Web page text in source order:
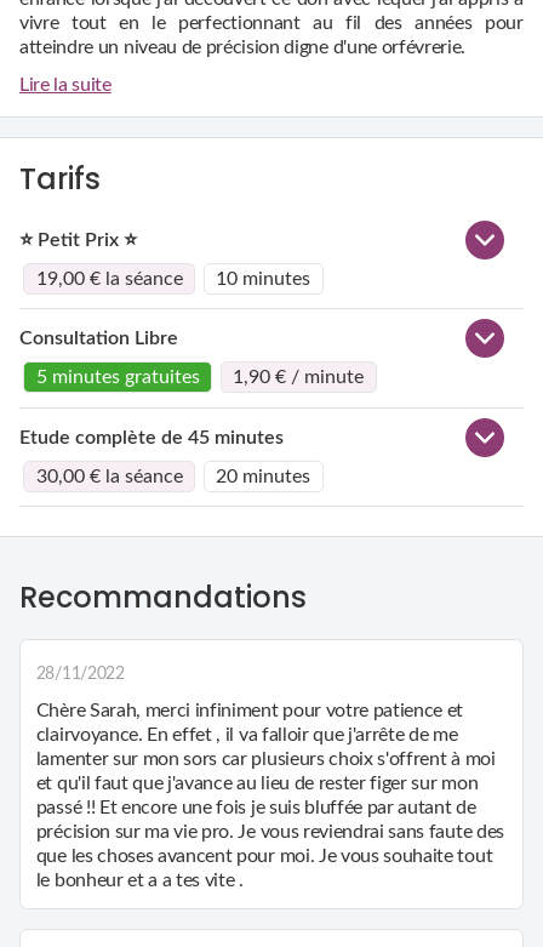
vivre tout en le perfectionnant au fil des années pour
atteindre un niveau de précision digne d'une orfévrerie.
me permettent de voir et d'éclairer votre avenir. Les vibrations
de votre voix associées aux tirages des cartes, en plus de mes
flashs et de mon expertise en numérologie, clarifient mes
visions qui me permettent de vous orienter et de vous
conseiller afin de répondre à vos interrogations, d'améliorer
Je m'engage à mettre tout en oeuvre pour vous apporter des
réponses claires et sans complaisance sans aucun doute
Lire la suite
Tarifs
⭐ Petit Prix ⭐
19,00 € la séance 10 minutes
Consultation Libre
5 minutes gratuites 1,90 € / minute
Etude complète de 45 minutes
30,00 € la séance 20 minutes
Recommandations
28/11/2022
Chère Sarah, merci infiniment pour votre patience et
clairvoyance. En effet , il va falloir que j'arrête de me
lamenter sur mon sors car plusieurs choix s'offrent à moi
et qu'il faut que j'avance au lieu de rester figer sur mon
passé !! Et encore une fois je suis bluffée par autant de
précision sur ma vie pro. Je vous reviendrai sans faute des
que les choses avancent pour moi. Je vous souhaite tout
le bonheur et a a tes vite .